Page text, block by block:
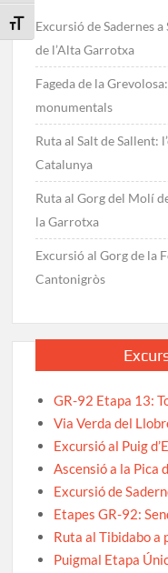
Toggle Font size
Excursió de Sadernes
de l’Alta Garrotxa
Fageda de la
monumentals
Ruta al Salt de Sallent:
Catalunya
Ruta al Gorg del Molí
la Garrotxa
Excursió al Gorg de la
Cantonigròs
GR-92 Etapa 13:
Via Verda del
Excursió al Puig
Ascensió a la Pica
Excursió de
Etapes GR-92:
Ruta al Tibidabo a
Puigmal Etapa